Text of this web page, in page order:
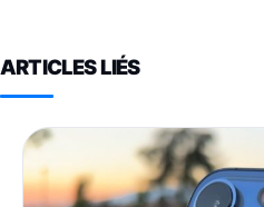
ARTICLES LIÉS